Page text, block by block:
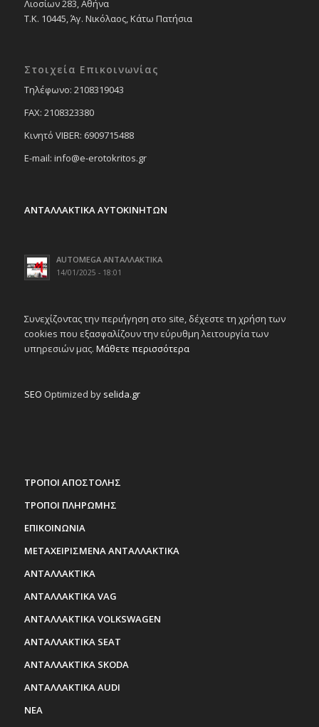
Λιοσίων 283, Αθήνα
Τ.Κ. 10445, Άγ. Νικόλαος, Κάτω Πατήσια
Στοιχεία Επικοινωνίας
Tηλέφωνο: 2108319043
FAX: 2108323380
Κινητό VIBER: 6909715488
E-mail: info@e-erotokritos.gr
ΑΝΤΑΛΛΑΚΤΙΚΑ ΑΥΤΟΚΙΝΗΤΩΝ
AUTOMEGA ΑΝΤΑΛΛΑΚΤΙΚΑ
14/01/2025 - 18:01
Συνεχίζοντας την περιήγηση στο site, δέχεστε τη χρήση των
cookies που εξασφαλίζουν την εύρυθμη λειτουργία των
υπηρεσιών μας. Μάθετε περισσότερα
SEO Optimized by selida.gr
ΤΡΟΠΟΙ ΑΠΟΣΤΟΛΗΣ
ΤΡΟΠΟΙ ΠΛΗΡΩΜΗΣ
ΕΠΙΚΟΙΝΩΝΙΑ
ΜΕΤΑΧΕΙΡΙΣΜΕΝΑ ΑΝΤΑΛΛΑΚΤΙΚΑ
ΑΝΤΑΛΛΑΚΤΙΚΑ
ΑΝΤΑΛΛΑΚΤΙΚΑ VAG
ΑΝΤΑΛΛΑΚΤΙΚΑ VOLKSWAGEN
ΑΝΤΑΛΛΑΚΤΙΚΑ SEAT
ΑΝΤΑΛΛΑΚΤΙΚΑ SKODA
ΑΝΤΑΛΛΑΚΤΙΚΑ AUDI
ΝΕΑ